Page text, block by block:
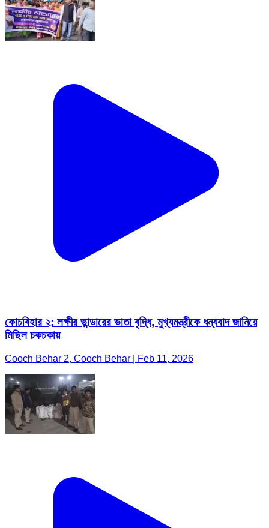
কোচবিহার ২: লক্ষীর ভান্ডারের ভাতা বৃদ্ধি, মুখ্যমন্ত্রীকে ধন্যবাদ জানিয়ে
মিছিল চকচকায়
Cooch Behar 2, Cooch Behar | Feb 11, 2026